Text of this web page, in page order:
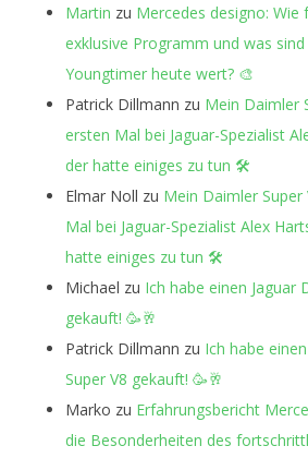
Martin zu Mercedes designo: Wie
exklusive Programm und was
Youngtimer heute wert? 🎨
Patrick Dillmann zu Mein Daimler
ersten Mal bei Jaguar-Spezialist
der hatte einiges zu tun 🛠️
Elmar Noll zu Mein Daimler
Mal bei Jaguar-Spezialist Alex
hatte einiges zu tun 🛠️
Michael zu Ich habe einen Jaguar
gekauft! 🥳🥂
Patrick Dillmann zu Ich habe
Super V8 gekauft! 🥳🥂
Marko zu Erfahrungsbericht
die Besonderheiten des